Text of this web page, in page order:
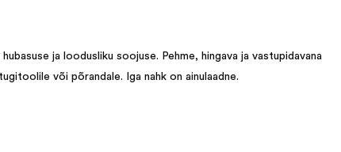
ja loodusliku soojuse. Pehme, hingava ja vastupidavana
või põrandale. Iga nahk on ainulaadne.